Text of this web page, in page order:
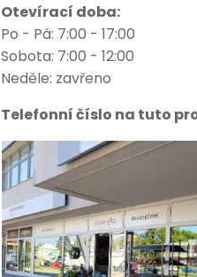
Otevírací doba:
Po - Pá: 7:00 - 17:00
Sobota: 7:00 - 12:00
Neděle: zavřeno
Telefonní číslo na tuto